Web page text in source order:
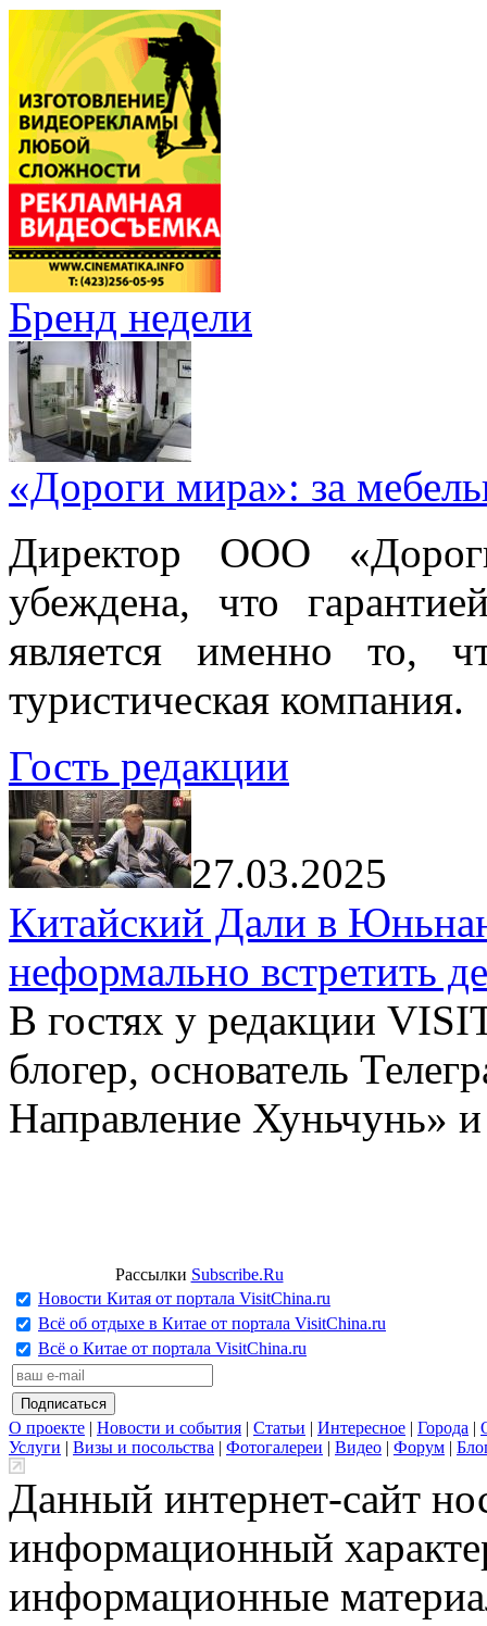
Бренд недели
«Дороги мира»: за
Директор ООО
убеждена, что
является именно то,
туристическая компания.
Гость редакции
27.03.2025
Китайский Дали в
неформально встретить
В гостях у редакции
блогер, основатель
Направление Хуньчунь»
Рассылки Subscribe.Ru
Новости Китая от портала VisitChina.ru
Всё об отдыхе в Китае от портала VisitChina.ru
Всё о Китае от портала VisitChina.ru
О проекте | Новости и события | Статьи | Интересное | Города |
Услуги | Визы и посольства | Фотогалереи | Видео | Форум |
Данный интернет-сайт
информационный
информационные